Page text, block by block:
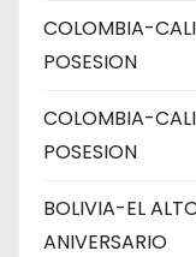
COLOMBIA-
POSESION
COLOMBIA-
POSESION
BOLIVIA-EL
ANIVERSARIO